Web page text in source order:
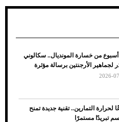
عند الوقوف.. أشهر
أسبوع من خسارة المونديال.. سكالوني
لجماهير الأرجنتين برسالة مؤثرة
2026-
لحرارة التمارين.. تقنية جديدة تمنح
تبريدًا مستمرًا